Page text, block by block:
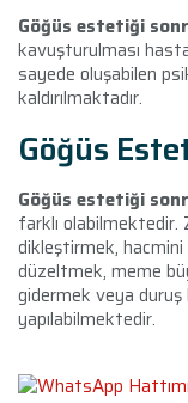
Göğüs estetiği
kavuşturulması
sayede oluşabilen
kaldırılmaktadır.
Göğüs
Göğüs estetiği
farklı
dikleştirmek, hacmini
düzeltmek, meme
gidermek veya duruş
yapılabilmektedir.